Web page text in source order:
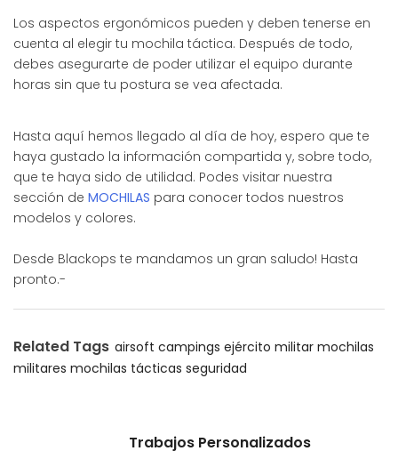
Los aspectos ergonómicos pueden y deben tenerse en
cuenta al elegir tu mochila táctica. Después de todo,
debes asegurarte de poder utilizar el equipo durante
horas sin que tu postura se vea afectada.
Hasta aquí hemos llegado al día de hoy, espero que te
haya gustado la información compartida y, sobre todo,
que te haya sido de utilidad. Podes visitar nuestra
sección de MOCHILAS para conocer todos nuestros
modelos y colores.
Desde Blackops te mandamos un gran saludo! Hasta
pronto.-
Related Tags airsoft campings ejército militar mochilas
militares mochilas tácticas seguridad
Trabajos Personalizados